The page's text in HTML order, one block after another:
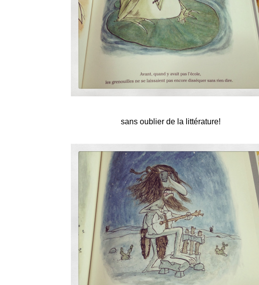
sans oublier de la littérature!